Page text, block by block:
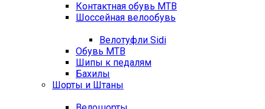
Контактная обувь MTB
Шоссейная велообувь
Велотуфли Sidi
Обувь MTB
Шипы к педалям
Бахилы
Шорты и Штаны